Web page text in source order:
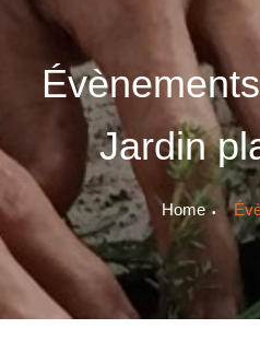
Jardin
Home